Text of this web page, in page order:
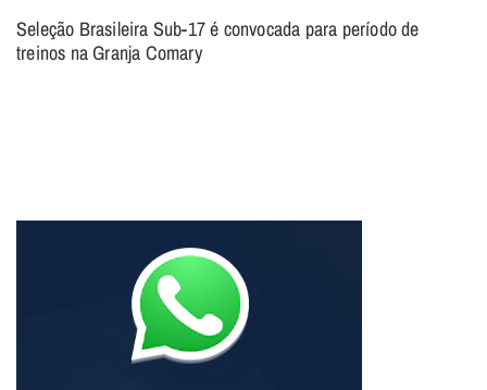
Seleção Brasileira Sub-17 é convocada para período de
treinos na Granja Comary